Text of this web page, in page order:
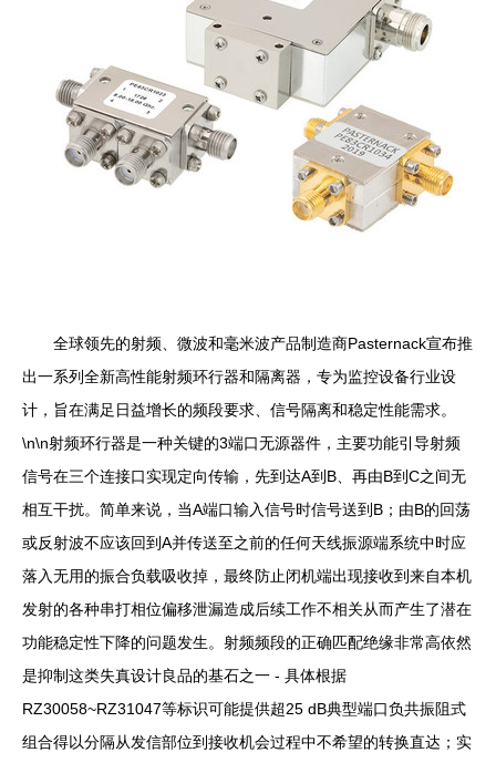
全球领先的射频、微波和毫米波产品制造商Pasternack宣布推
出一系列全新高性能射频环行器和隔离器，专为监控设备行业设
计，旨在满足日益增长的频段要求、信号隔离和稳定性能需求。
\n\n射频环行器是一种关键的3端口无源器件，主要功能引导射频
信号在三个连接口实现定向传输，先到达A到B、再由B到C之间无
相互干扰。简单来说，当A端口输入信号时信号送到B；由B的回荡
或反射波不应该回到A并传送至之前的任何天线振源端系统中时应
落入无用的振合负载吸收掉，最终防止闭机端出现接收到来自本机
发射的各种串打相位偏移泄漏造成后续工作不相关从而产生了潜在
功能稳定性下降的问题发生。射频频段的正确匹配绝缘非常高依然
是抑制这类失真设计良品的基石之一 - 具体根据
RZ30058~RZ31047等标识可能提供超25 dB典型端口负共振阻式
组合得以分隔从发信部位到接收机会过程中不希望的转换直达；实